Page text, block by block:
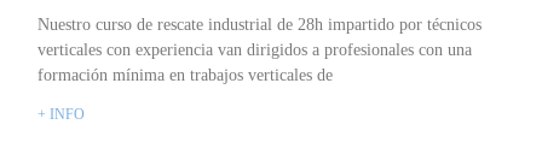
Nuestro curso de rescate industrial de 28h impartido por técnicos
verticales con experiencia van dirigidos a profesionales con una
formación mínima en trabajos verticales de
+ INFO